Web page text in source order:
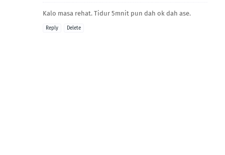
Kalo masa rehat. Tidur 5mnit pun dah ok dah ase.
Reply Delete